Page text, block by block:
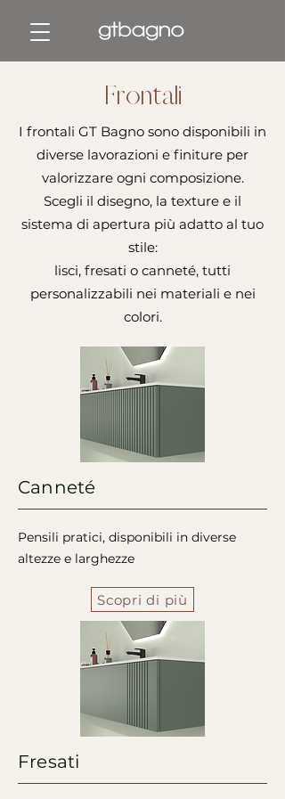
Frontali
I frontali GT Bagno sono disponibili in
diverse lavorazioni e finiture per
valorizzare ogni composizione.
Scegli il disegno, la texture e il
sistema di apertura più adatto al tuo
stile:
lisci, fresati o canneté, tutti
personalizzabili nei materiali e nei
colori.
Canneté
Pensili pratici, disponibili in diverse
altezze e larghezze
Scopri di più
Fresati